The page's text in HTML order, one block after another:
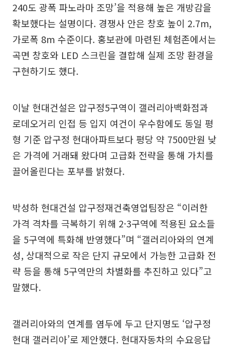
240도 광폭 파노라마 조망’을 적용해 높은 개방감을
확보했다는 설명이다. 경쟁사 안은 창호 높이 2.7m,
가로폭 8m 수준이다. 홍보관에 마련된 체험존에서는
곡면 창호와 LED 스크린을 결합해 실제 조망 환경을
구현하기도 했다.
이날 현대건설은 압구정5구역이 갤러리아백화점과
로데오거리 인접 등 입지 여건이 우수함에도 동일 평
형 기준 압구정 현대아파트보다 평당 약 7500만원 낮
은 가격에 거래돼 왔다며 고급화 전략을 통해 가치를
끌어올린다는 포부를 밝혔다.
박성하 현대건설 압구정재건축영업팀장은 “이러한
가격 격차를 극복하기 위해 2·3구역에 적용된 요소들
을 5구역에 특화해 반영했다”며 “갤러리아와의 연계
성, 상대적으로 작은 단지 규모에서 가능한 고급화 전
략 등을 통해 5구역만의 차별화를 추진하고 있다”고
말했다.
갤러리아와의 연계를 염두에 두고 단지명도 ‘압구정
현대 갤러리아’로 제안했다. 현대자동차의 수요응답